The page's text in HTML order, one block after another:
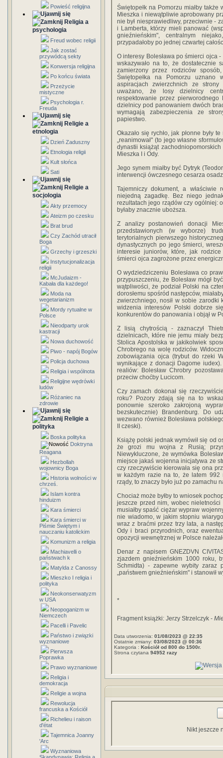
Powieść religijna
Religia a
psychologia
Freud wobec religii
Jak zostać
przywódcą sekty
Konwersja religijna
Po końcu świata
Przeżycie
mistyczne
Psychologia r.
Freuda
Religie a
etnologia
Dzień Zaduszny
Etnologia religii
Kult słońca
Sati
Religie a
socjologia
Akty przemocy
Ateizm po czesku
Brat brud
Czy Zachód utracił
Boga
Grzechy i grzeszki
Instytucjonalizacja
religii
McJudaizm -
Kabała dla każdego!
Moda na
wegetarianizm
Mordy rytualne w
Polsce
Nieodparty urok
kastracji
Nowa duchowość
Piwo - napój Bogów
Policja duchowa
Religia i wspólnota
Religijne wędrówki
ludów
Różaniec na
zdrowie
Religie a
polityka
Boska polityka
Doktryna
Reagana
Hezbollah
wojownicy Boga
Historia wolności w
chrześ.
Islam kontra
hinduizm
Kara śmierci
Kara śmierci w
Piśmie Świętym i
nauczaniu katolickim
Komunizm a religia
Machiavelli o
państwach k
Matylda z Canossy
Mieszko I religia i
polityka
Neokonserwatyzm
w USA
Neopoganizm w
Niemczech
Pacelli i Pavelic
Państwo i związki
wyznaniowe
Pierwsza
Poprawka
Prawo wyznaniowe
Religia i
demokracja
Religie a wojna
Rewolucja
francuska a Kościół
Richelieu i raison
d'état
Tajemnica Joanny
'Arc
Wyznaniowa
Świętopełk na Pomorzu miałby
Mieszka i niewątpliwie aprobowany
nie był niesprawiedliwy, przeciwnie -
i Lamberta, którzy mieli panować
gnieźnieńskim", centralnym
przypadałoby po jednej czwartej
O interesy Bolesława po śmierci ojca
wskazywało na to, że
zamierzony przez rodziców
Świętopełka na Pomorzu
aspiracjach zwierzchnich ze
uważano, że losy dzielnicy
respektowanie przez
dzielnicy pod panowaniem dwóch
wymagają zabezpieczenia ze
papiestwo.
Okazało się rychło, jak płonne były
„reanimował" (to jego własne
dynastii książąt
Mieszka I i Ody.
Jego synem miałby być Dytryk
interwencji ówczesnego cesarza
Tajemniczy dokument, a właściwie
niejedną zagadkę. Bez niego
rezultatach jego rządów czy ogólniej:
byłaby znacznie uboższa.
Z analizy postanowień donacji
przedstawionych (w wyborze)
terytorialnych pierwszego
dynastycznych po jego śmierci,
interesie juniorów, które, jak
śmierci ojca zagrożone przez
O wydziedziczeniu Bolesława co
przypuszczeniu, że Bolesław mógł
wątpliwości, że podział Polski na
dorosłemu spośród następców,
zwierzchniego, nosił w sobie
widzenia interesów Polski dobrze
konkurentów do panowania i objął w
Z lisią chytrością - zaznaczył
dzielnicach, które nie jemu miały
Stolica Apostolska w jakikolwiek
Chrobrego na wolę rodziców.
zobowiązania ojca (trybut do rzeki
wynikające z donacji Dagome
realiów: Bolesław Chrobry
przeciw choćby Lucicom.
Czy zamach dokonał się
roku? Pozory zdają się na to
ponownie szeroko zakrojoną
bezskutecznie) Brandenburg. Do
wezwano również Bolesława
II czeski).
Książę polski jednak wymówił się od
że grozi mu wojna z Rusią;
Niewykluczone, że wymówka
miejsce jakaś wojenna inicjatywa ze
czy rzeczywiście kierowała się ona
w każdym razie na to, że latem 992
rządy, to znaczy było już po zamachu
Chociaż może byłby to wniosek
jeszcze przed nim, wobec
musiałby spaść ciężar wypraw
nie wiadomo, w jakim stopniu
wraz z braćmi przez trzy lata, a
Ody i braci przyrodnich, oraz
opozycji wewnętrznej w Polsce
Denar z napisem GNEZDVN
zjazdem gnieźnieńskim 1000 roku,
Schmidta) - zapewne wybity zaraz
„państwem gnieźnieńskim" i stanowił
*
Fragment książki: Jerzy Strzelczyk -
Data utworzenia: 01/08/2023 @ 22:35
Ostatnie zmiany: 03/08/2023 @ 00:36
Kategoria : Kościół od 800 do 1500r.
Strona czytana 94952 razy
Nikt jeszcze